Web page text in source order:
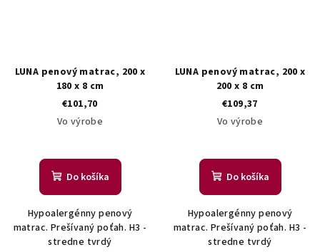
LUNA penový matrac, 200 x
180 x 8 cm
€101,70
Vo výrobe
Do košíka
Hypoalergénny penový
matrac. Prešívaný poťah. H3 -
stredne tvrdý
LUNA penový matrac, 200 x
200 x 8 cm
€109,37
Vo výrobe
Do košíka
Hypoalergénny penový
matrac. Prešívaný poťah. H3 -
stredne tvrdý